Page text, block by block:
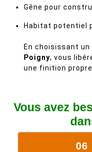
Gêne pour
Habitat potentiel
En choisissant un
Poigny, vous
une finition
Vous avez
06